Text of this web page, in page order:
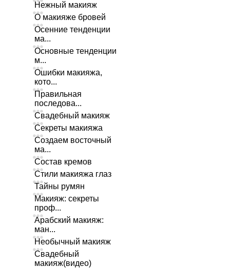
Нежный макияж
О макияже бровей
Осенние тенденции
ма...
Основные тенденции
м...
Ошибки макияжа,
кото...
Правильная
последова...
Свадебный макияж
Секреты макияжа
Создаем восточный
ма...
Состав кремов
Стили макияжа глаз
Тайны румян
Макияж: секреты
проф...
Арабский макияж:
ман...
Необычный макияж
Свадебный
макияж(видео)